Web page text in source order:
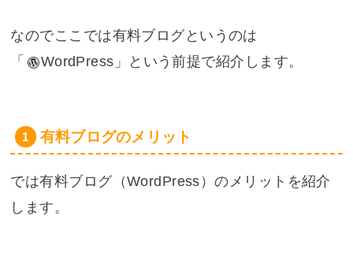
なのでここでは有料ブログというのは
「
WordPress 」という前提で紹介します。
有料ブログのメリット
では有料ブログ（WordPress）のメリットを紹介
します。